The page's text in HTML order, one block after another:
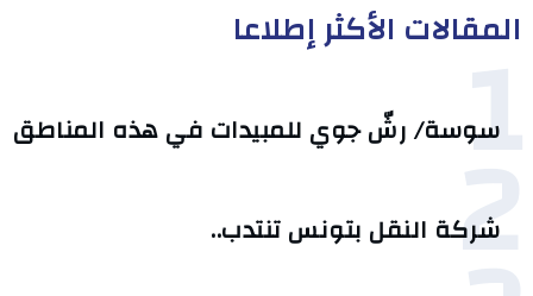
المقالات الأكثر إطلاعا
1
سوسة/ رشّ جوي للمبيدات في هذه المناطق
2
شركة النقل بتونس تنتدب..